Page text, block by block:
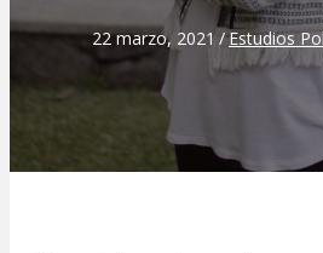
22 marzo, 2021/Estudios